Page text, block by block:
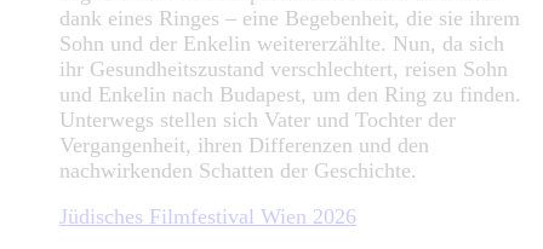
dank eines Ringes – eine Begebenheit, die sie ihrem
Sohn und der Enkelin weitererzählte. Nun, da sich
ihr Gesundheitszustand verschlechtert, reisen Sohn
und Enkelin nach Budapest, um den Ring zu finden.
Unterwegs stellen sich Vater und Tochter der
Vergangenheit, ihren Differenzen und den
nachwirkenden Schatten der Geschichte.
Jüdisches Filmfestival Wien 2026